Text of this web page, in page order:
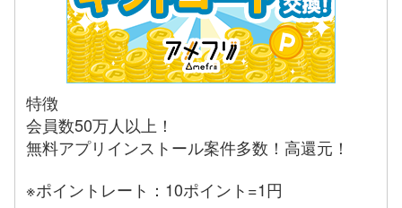
特徴
会員数50万人以上！
無料アプリインストール案件多数！高還元！
※ポイントレート：10ポイント=1円